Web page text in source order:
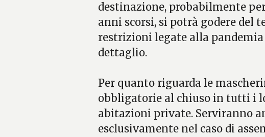
destinazione, probabilmente
anni scorsi, si potrà godere del
restrizioni legate alla pandemia
dettaglio.
Per quanto riguarda le
obbligatorie al chiuso in tutti i
abitazioni private. Serviranno
esclusivamente nel caso di